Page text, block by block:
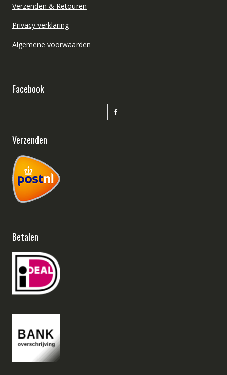
Verzenden & Retouren
Privacy verklaring
Algemene voorwaarden
Facebook
Verzenden
Betalen